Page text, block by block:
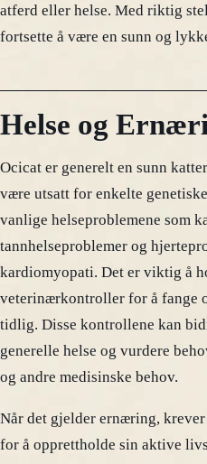
atferd eller helse. Med riktig
fortsette å være en sunn og
Helse og
Ocicat er generelt en sunn
være utsatt for enkelte
vanlige helseproblemene som
tannhelseproblemer og
kardiomyopati. Det er viktig å
veterinærkontroller for å fange
tidlig. Disse kontrollene kan
generelle helse og vurdere
og andre medisinske behov.
Når det gjelder ernæring,
for å opprettholde sin aktive